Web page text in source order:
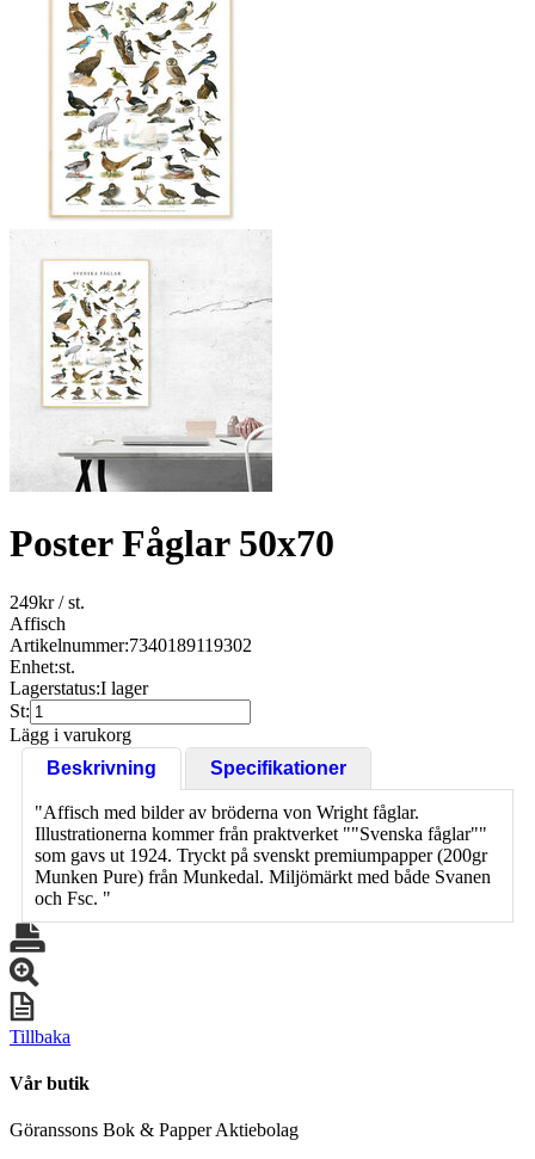
Poster Fåglar 50x70
249kr/ st.
Affisch
Artikelnummer:7340189119302
Enhet:st.
Lagerstatus:I lager
St:
Lägg i varukorg
Beskrivning
Specifikationer
"Affisch med bilder av bröderna von Wright fåglar.
Illustrationerna kommer från praktverket ""Svenska fåglar""
som gavs ut 1924. Tryckt på svenskt premiumpapper (200gr
Munken Pure) från Munkedal. Miljömärkt med både Svanen
och Fsc. "
Tillbaka
Vår butik
Göranssons Bok & Papper Aktiebolag